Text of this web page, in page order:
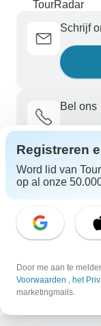
TourRadar
Schrijf
Bel ons
+31
Ontdek
Noorderlicht
Mexico
Twee landen,
15 dagen
Registreren
Word lid van
op al onze
Door me aan te
Voorwaarden , het
marketingmails.